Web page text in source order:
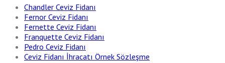
Chandler Ceviz Fidanı
Fernor Ceviz Fidanı
Fernette Ceviz Fidanı
Franquette Ceviz Fidanı
Pedro Ceviz Fidanı
Ceviz Fidanı İhracatı Örnek Sözleşme